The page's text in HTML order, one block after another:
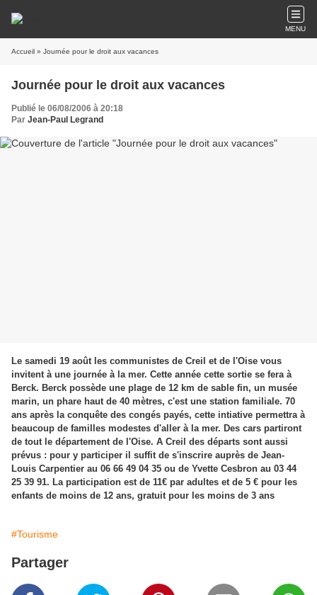
MENU
Accueil » Journée pour le droit aux vacances
Journée pour le droit aux vacances
Publié le 06/08/2006 à 20:18
Par Jean-Paul Legrand
Le samedi 19 août les communistes de Creil et de l'Oise vous
invitent à une journée à la mer. Cette année cette sortie se fera à
Berck. Berck possède une plage de 12 km de sable fin, un musée
marin, un phare haut de 40 mètres, c'est une station familiale. 70
ans après la conquête des congés payés, cette intiative permettra à
beaucoup de familles modestes d'aller à la mer. Des cars partiront
de tout le département de l'Oise. A Creil des départs sont aussi
prévus : pour y participer il suffit de s'inscrire auprès de Jean-
Louis Carpentier au 06 66 49 04 35 ou de Yvette Cesbron au 03 44
25 39 91. La participation est de 11€ par adultes et de 5 € pour les
enfants de moins de 12 ans, gratuit pour les moins de 3 ans
#Tourisme
Partager